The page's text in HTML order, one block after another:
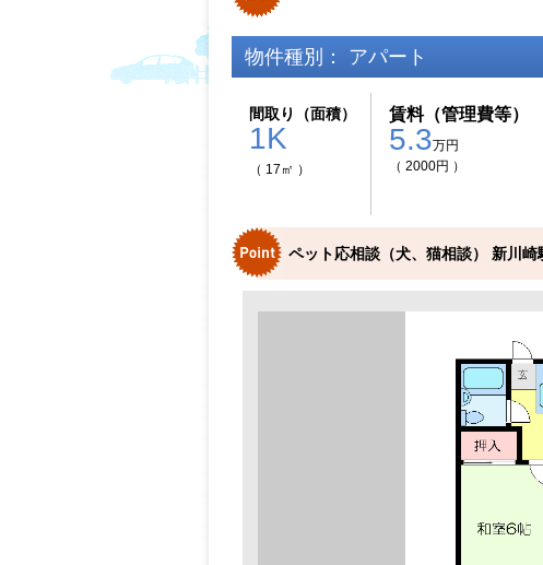
物件種別： アパート
間取り（面積）
1K
（ 17㎡ ）
賃料（管理費等）
5.3万円
（ 2000円 ）
ペット応相談（犬、猫相談） 新川